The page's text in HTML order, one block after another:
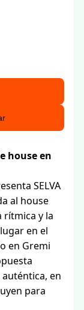
house en
SELVA
al house
rítmica y la
en el
en Gremi
en
para